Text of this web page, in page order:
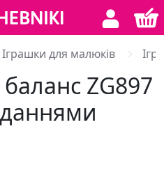
Іграшки для малюків
ZG897